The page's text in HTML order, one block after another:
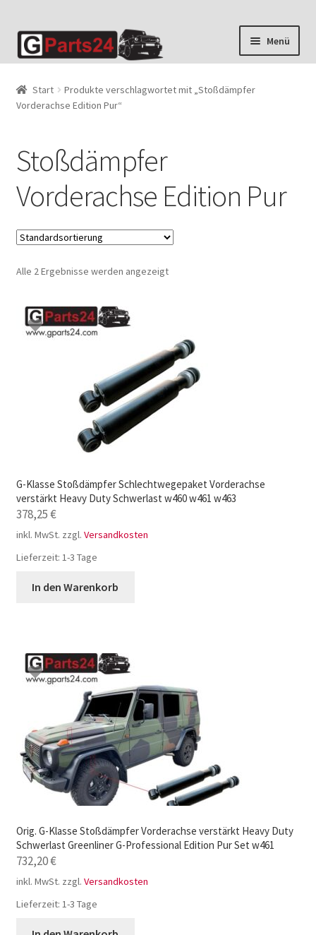
Zur
Navigation
Zum
Inhalt
Menü
Start
Produkte verschlagwortet mit „Stoßdämpfer
Vorderachse Edition Pur“
Stoßdämpfer
Vorderachse Edition Pur
Alle 2 Ergebnisse werden angezeigt
G-Klasse Stoßdämpfer Schlechtwegepaket Vorderachse
verstärkt Heavy Duty Schwerlast w460 w461 w463
378,25€
inkl. MwSt. zzgl. Versandkosten
Lieferzeit: 1-3 Tage
In den Warenkorb
Orig. G-Klasse Stoßdämpfer Vorderachse verstärkt Heavy Duty
Schwerlast Greenliner G-Professional Edition Pur Set w461
732,20€
inkl. MwSt. zzgl. Versandkosten
Lieferzeit: 1-3 Tage